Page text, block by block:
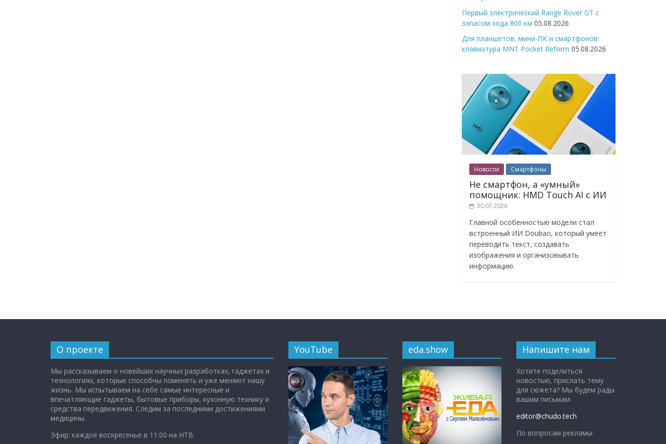
Первый электрический Range Rover GT с
запасом хода 800 км 05.08.2026
Для планшетов, мини-ПК и смартфонов:
клавиатура MNT Pocket Reform 05.08.2026
Новости Смартфоны
Не смартфон, а «умный»
помощник: HMD Touch AI с ИИ
30.07.2026
Главной особенностью модели стал
встроенный ИИ Doubao, который умеет
переводить текст, создавать
изображения и организовывать
информацию.
О проекте
Мы рассказываем о новейших научных разработках, гаджетах и
технологиях, которые способны поменять и уже меняют нашу
жизнь. Мы испытываем на себе самые интересные и
впечатляющие гаджеты, бытовые приборы, кухонную технику и
средства передвижения. Следим за последними достижениями
медицины.
Эфир: каждое воскресенье в 11:00 на НТВ.
YouTube eda.show Напишите нам
Хотите поделиться
новостью, прислать тему
для сюжета? Мы будем рады
вашим письмам:
editor@chudo.tech
По вопросам рекламы: